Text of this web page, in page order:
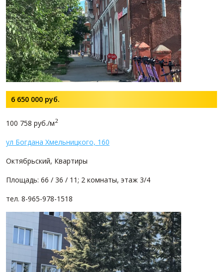
6 650 000 руб.
100 758 руб./м2
ул Богдана Хмельницкого, 160
Октябрьский, Квартиры
Площадь: 66 / 36 / 11; 2 комнаты, этаж 3/4
тел. 8-965-978-1518